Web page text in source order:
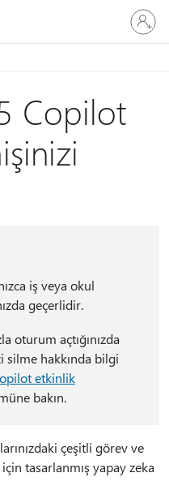
oturum
açın
Copilot
iş veya okul
geçerlidir.
oturum açtığınızda
hakkında bilgi
etkinlik
bakın.
çeşitli görev ve
tasarlanmış yapay zeka